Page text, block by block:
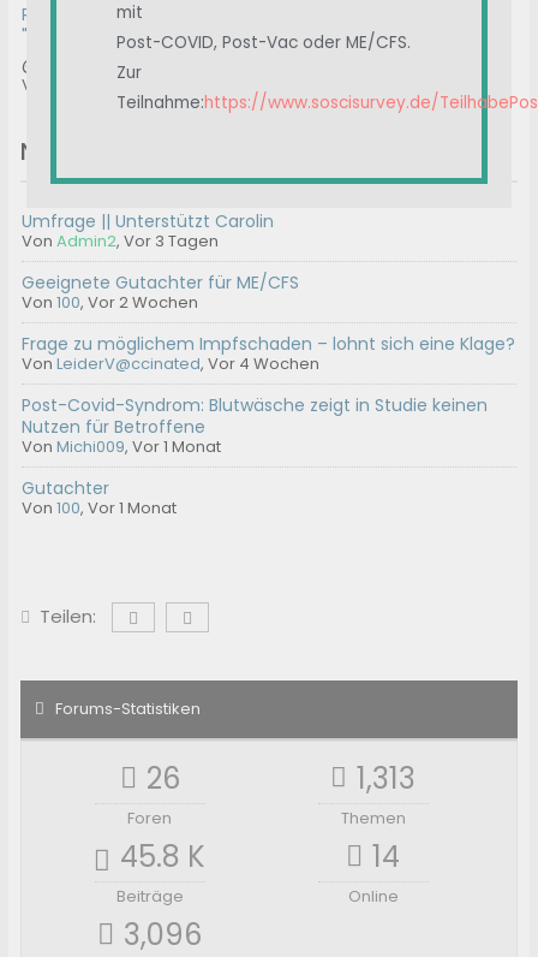
RE: Prof. Matthes / Klinik Havelhöhe / Ansätze der
"Anthroposophischen Medizin"
@formylove gerne. Bei mir ist es ähnlich. Nach der Hype...
Von ImmerWeiter
Neue Themen
Umfrage || Unterstützt Carolin
VonAdmin2,Vor 3 Tagen
Geeignete Gutachter für ME/CFS
Von100,Vor 2 Wochen
Frage zu möglichem Impfschaden – lohnt sich eine Klage?
VonLeiderV@ccinated,Vor 4 Wochen
Post-Covid-Syndrom: Blutwäsche zeigt in Studie keinen
Nutzen für Betroffene
VonMichi009,Vor 1 Monat
Gutachter
Von100,Vor 1 Monat
Teilen:
Forums-Statistiken
26
Foren
1,313
Themen
45.8 K
Beiträge
14
Online
3,096
mit
Post-COVID, Post-Vac oder ME/CFS.
Zur
Teilnahme:https://www.soscisurvey.de/